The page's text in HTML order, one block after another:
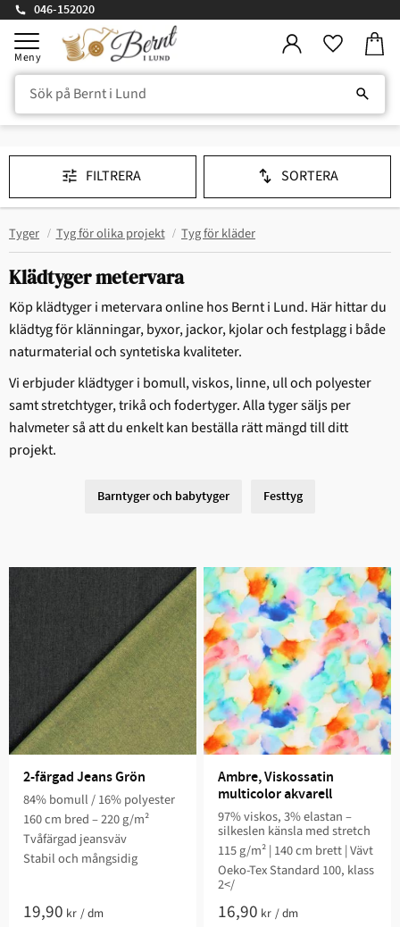
Meny
046-152020
Tyger Tyg för olika projekt Tyg för kläder
Klädtyger metervara
Köp klädtyger i metervara online hos Bernt i Lund. Här hittar du
klädtyg för klänningar, byxor, jackor, kjolar och festplagg i både
naturmaterial och syntetiska kvaliteter.
Vi erbjuder klädtyger i bomull, viskos, linne, ull och polyester
samt stretchtyger, trikå och fodertyger. Alla tyger säljs per
halvmeter så att du enkelt kan beställa rätt mängd till ditt
projekt.
Barntyger och babytyger Festtyg
FILTRERA SORTERA
2-färgad Jeans Grön
84% bomull / 16% polyester
160 cm bred – 220 g/m²
Tvåfärgad jeansväv
Stabil och mångsidig
19,90 kr /dm
Ambre, Viskossatin
multicolor akvarell
97% viskos, 3% elastan –
silkeslen känsla med stretch
115 g/m² | 140 cm brett | Vävt
Oeko-Tex Standard 100, klass
2</
16,90 kr /dm